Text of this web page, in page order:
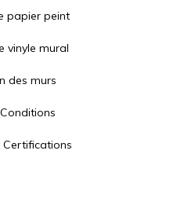
papier peint
vinyle mural
des murs
Certifications